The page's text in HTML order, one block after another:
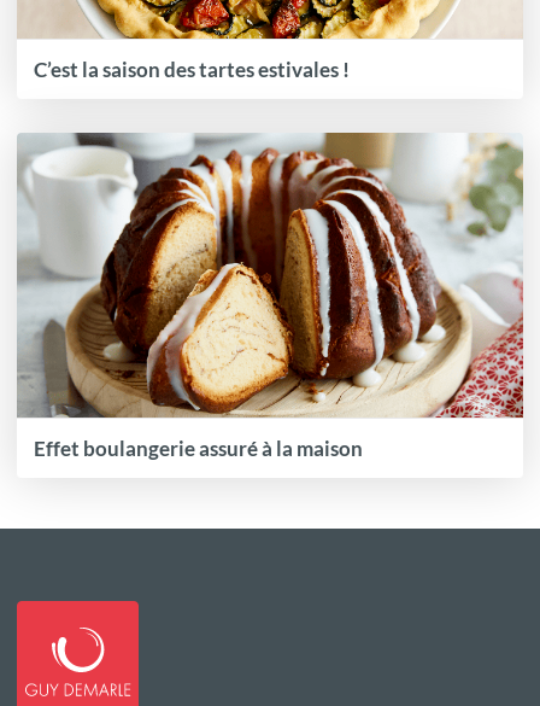
C’est la saison des tartes estivales !
Effet boulangerie assuré à la maison